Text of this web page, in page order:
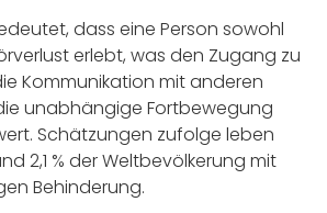
dass eine Person sowohl
erlebt, was den Zugang zu
Kommunikation mit anderen
unabhängige Fortbewegung
Schätzungen zufolge leben
2,1 % der Weltbevölkerung mit
Behinderung.